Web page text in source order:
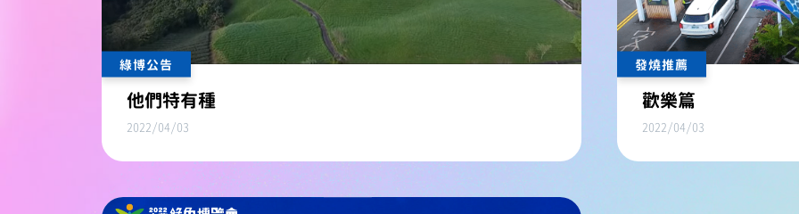
綠博公告
他們特有種
2022/04/03
發燒推薦
歡樂篇
2022/04/03